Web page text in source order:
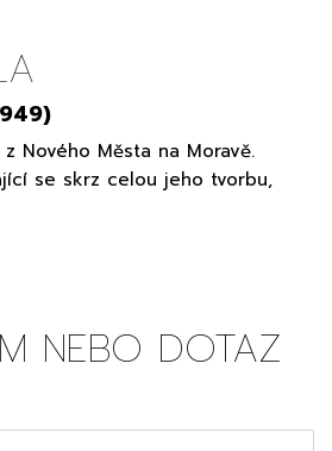
Nového Města na Moravě.
se skrz celou jeho tvorbu,
NEBO DOTAZ